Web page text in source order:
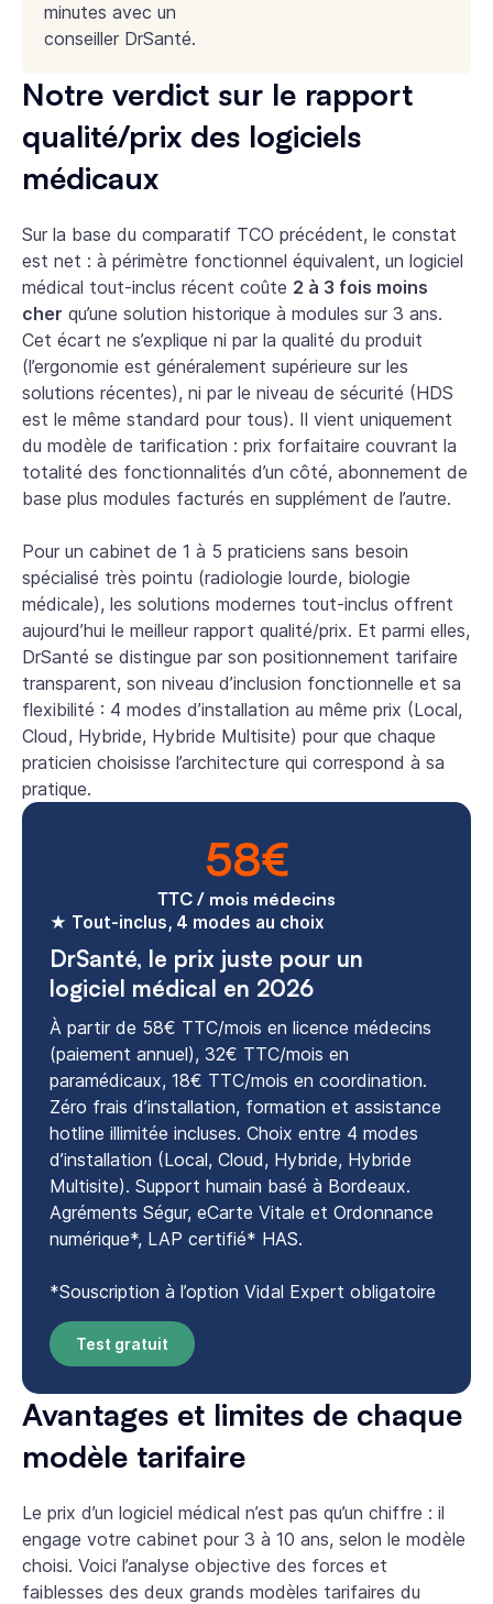
minutes avec un
conseiller DrSanté.
Notre verdict sur le rapport
qualité/prix des logiciels
médicaux
Sur la base du comparatif TCO précédent, le constat
est net : à périmètre fonctionnel équivalent, un logiciel
médical tout-inclus récent coûte 2 à 3 fois moins
cher qu’une solution historique à modules sur 3 ans.
Cet écart ne s’explique ni par la qualité du produit
(l’ergonomie est généralement supérieure sur les
solutions récentes), ni par le niveau de sécurité (HDS
est le même standard pour tous). Il vient uniquement
du modèle de tarification : prix forfaitaire couvrant la
totalité des fonctionnalités d’un côté, abonnement de
base plus modules facturés en supplément de l’autre.
Pour un cabinet de 1 à 5 praticiens sans besoin
spécialisé très pointu (radiologie lourde, biologie
médicale), les solutions modernes tout-inclus offrent
aujourd’hui le meilleur rapport qualité/prix. Et parmi elles,
DrSanté se distingue par son positionnement tarifaire
transparent, son niveau d’inclusion fonctionnelle et sa
flexibilité : 4 modes d’installation au même prix (Local,
Cloud, Hybride, Hybride Multisite) pour que chaque
praticien choisisse l’architecture qui correspond à sa
pratique.
58€
TTC / mois médecins
★ Tout-inclus, 4 modes au choix
DrSanté, le prix juste pour un
logiciel médical en 2026
À partir de 58€ TTC/mois en licence médecins
(paiement annuel), 32€ TTC/mois en
paramédicaux, 18€ TTC/mois en coordination.
Zéro frais d’installation, formation et assistance
hotline illimitée incluses. Choix entre 4 modes
d’installation (Local, Cloud, Hybride, Hybride
Multisite). Support humain basé à Bordeaux.
Agréments Ségur, eCarte Vitale et Ordonnance
numérique*, LAP certifié* HAS.
*Souscription à l’option Vidal Expert obligatoire
Test gratuit
Avantages et limites de chaque
modèle tarifaire
Le prix d’un logiciel médical n’est pas qu’un chiffre : il
engage votre cabinet pour 3 à 10 ans, selon le modèle
choisi. Voici l’analyse objective des forces et
faiblesses des deux grands modèles tarifaires du